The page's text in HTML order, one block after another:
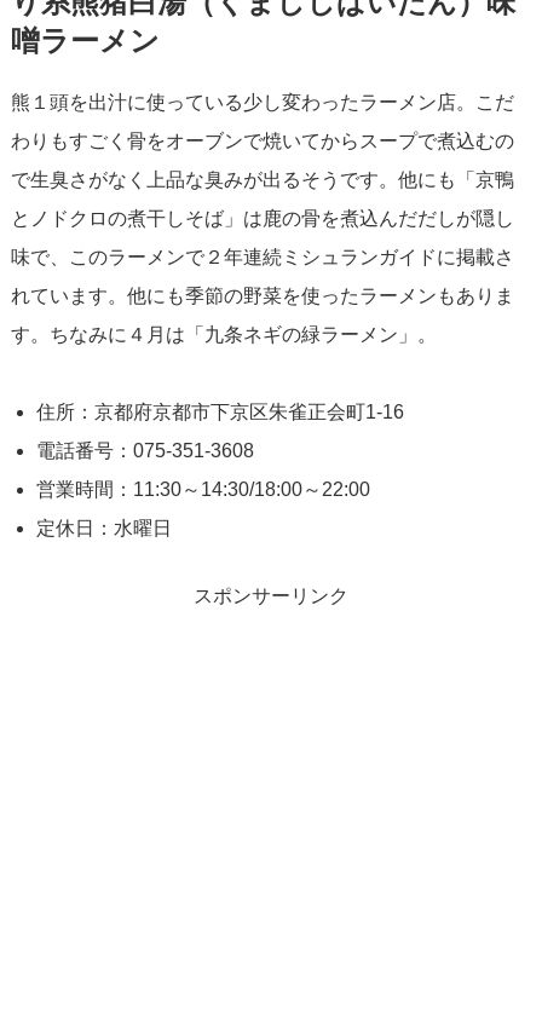
噌ラーメン
熊１頭を出汁に使っている少し変わったラーメン店。こだ
わりもすごく骨をオーブンで焼いてからスープで煮込むの
で生臭さがなく上品な臭みが出るそうです。他にも「京鴨
とノドクロの煮干しそば」は鹿の骨を煮込んだだしが隠し
味で、このラーメンで２年連続ミシュランガイドに掲載さ
れています。他にも季節の野菜を使ったラーメンもありま
す。ちなみに４月は「九条ネギの緑ラーメン」。
住所：京都府京都市下京区朱雀正会町1-16
電話番号：075-351-3608
営業時間：11:30～14:30/18:00～22:00
定休日：水曜日
スポンサーリンク